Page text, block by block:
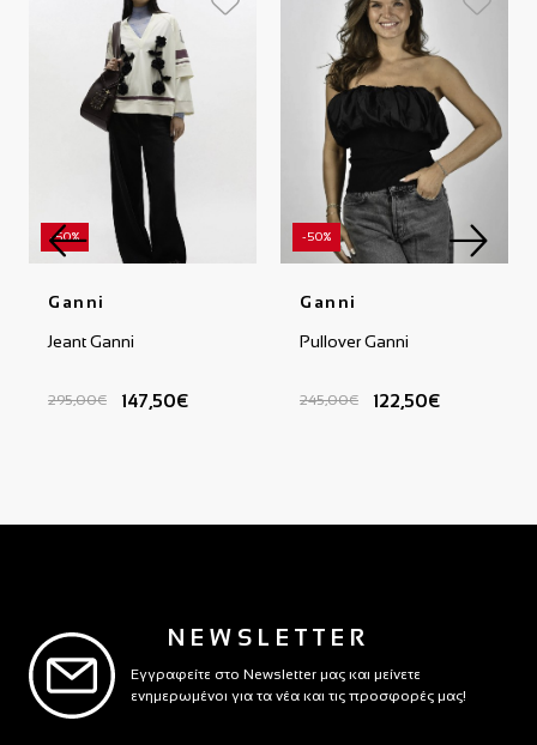
-50%
Ganni
Jeant Ganni
295,00€ 147,50€
-50%
Ganni
Pullover Ganni
245,00€ 122,50€
NEWSLETTER
Εγγραφείτε στο Newsletter μας και μείνετε
ενημερωμένοι για τα νέα και τις προσφορές μας!